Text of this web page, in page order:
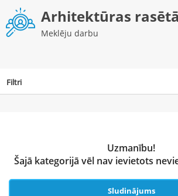
Arhitektūras
Meklēju darbu
Filtri
Uzmanību!
Šajā kategorijā vēl nav ievietots
Sludinājums